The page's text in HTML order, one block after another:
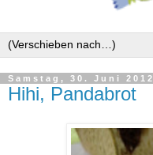
Samstag, 30. Juni 2012
Hihi, Pandabrot